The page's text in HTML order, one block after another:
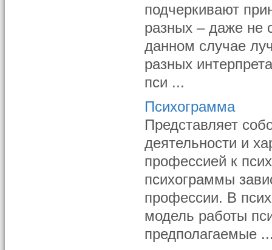
подчеркивают
разных – даже не
данном случае
разных
пси ...
Психограмма
Представляет
деятельности и
профессией к
психограммы
профессии. В
модель работы
предполагаемые